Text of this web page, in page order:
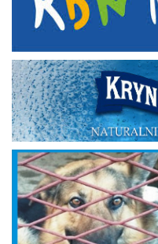
Kryniczanka
Adoptuj psa